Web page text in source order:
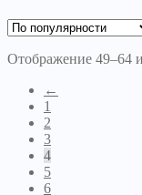
Отображение 49–64
←
1
2
3
4
5
6